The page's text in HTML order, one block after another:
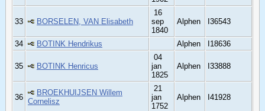
33 BORSELEN, VAN Elisabeth
16
sep
1840
Alphen I36543
34 BOTINK Hendrikus Alphen I18636
35 BOTINK Henricus
04
jan
1825
Alphen I33888
36
BROEKHUIJSEN Willem
Cornelisz
21
jan
1752
Alphen I41928